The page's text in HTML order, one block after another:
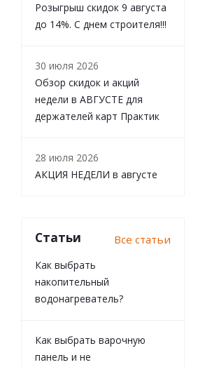
Розыгрыш скидок 9 августа
до 14%. С днем строителя!!!
30 июля 2026
Обзор скидок и акций
недели в АВГУСТЕ для
держателей карт Практик
28 июля 2026
АКЦИЯ НЕДЕЛИ в августе
Статьи Все статьи
Как выбрать
накопительный
водонагреватель?
Как выбрать варочную
панель и не